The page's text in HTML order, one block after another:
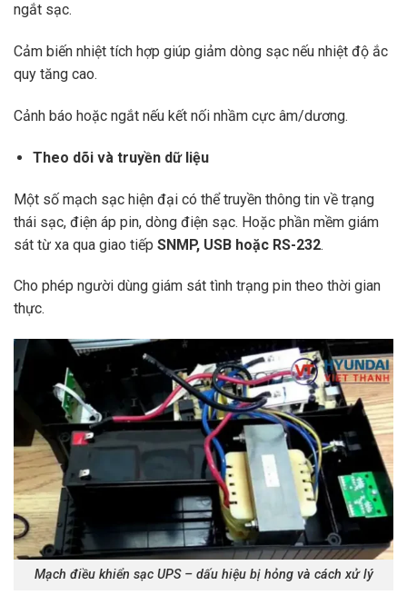
ngắt sạc.
Cảm biến nhiệt tích hợp giúp giảm dòng sạc nếu nhiệt độ ắc
quy tăng cao.
Cảnh báo hoặc ngắt nếu kết nối nhầm cực âm/dương.
Theo dõi và truyền dữ liệu
Một số mạch sạc hiện đại có thể truyền thông tin về trạng
thái sạc, điện áp pin, dòng điện sạc. Hoặc phần mềm giám
sát từ xa qua giao tiếp SNMP, USB hoặc RS-232.
Cho phép người dùng giám sát tình trạng pin theo thời gian
thực.
Mạch điều khiển sạc UPS – dấu hiệu bị hỏng và cách xử lý